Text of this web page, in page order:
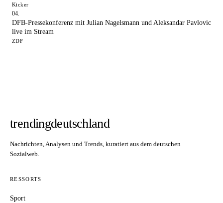
Kicker
DFB-Pressekonferenz mit Julian Nagelsmann und Aleksandar Pavlovic
live im Stream
ZDF
trendingdeutschland
Nachrichten, Analysen und Trends, kuratiert aus dem deutschen
Sozialweb.
RESSORTS
Sport